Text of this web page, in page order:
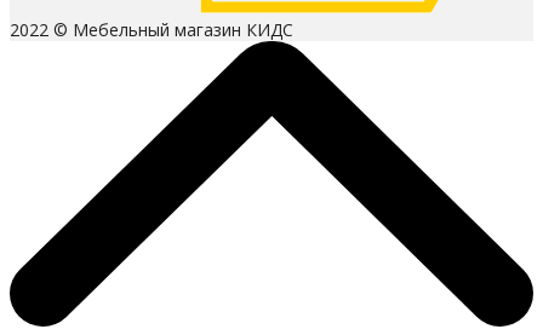
2022 © Мебельный магазин КИДС